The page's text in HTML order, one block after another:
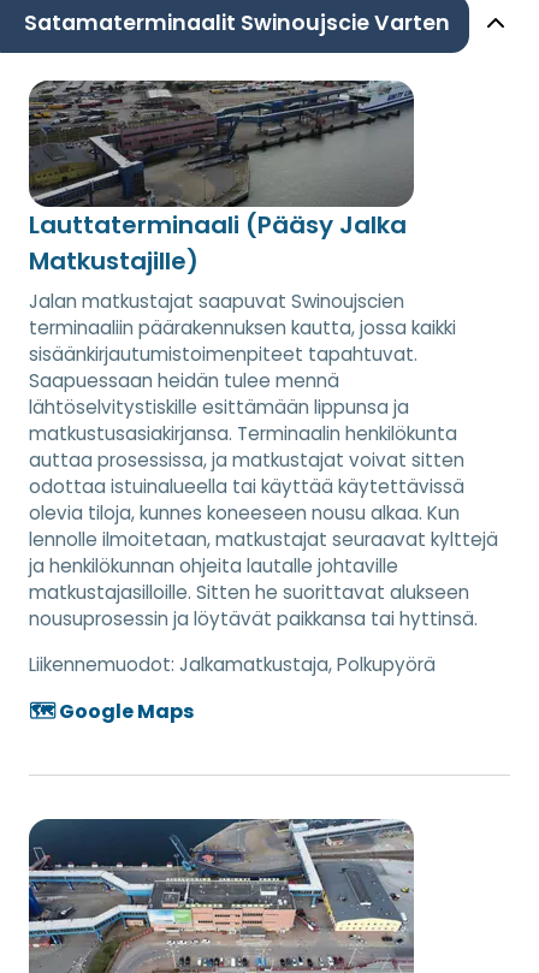
Satamaterminaalit Swinoujscie Varten
Lauttaterminaali (Pääsy Jalka
Matkustajille)
Jalan matkustajat saapuvat Swinoujscien
terminaaliin päärakennuksen kautta, jossa kaikki
sisäänkirjautumistoimenpiteet tapahtuvat.
Saapuessaan heidän tulee mennä
lähtöselvitystiskille esittämään lippunsa ja
matkustusasiakirjansa. Terminaalin henkilökunta
auttaa prosessissa, ja matkustajat voivat sitten
odottaa istuinalueella tai käyttää käytettävissä
olevia tiloja, kunnes koneeseen nousu alkaa. Kun
lennolle ilmoitetaan, matkustajat seuraavat kylttejä
ja henkilökunnan ohjeita lautalle johtaville
matkustajasilloille. Sitten he suorittavat alukseen
nousuprosessin ja löytävät paikkansa tai hyttinsä.
Liikennemuodot: Jalkamatkustaja, Polkupyörä
🗺️ Google Maps